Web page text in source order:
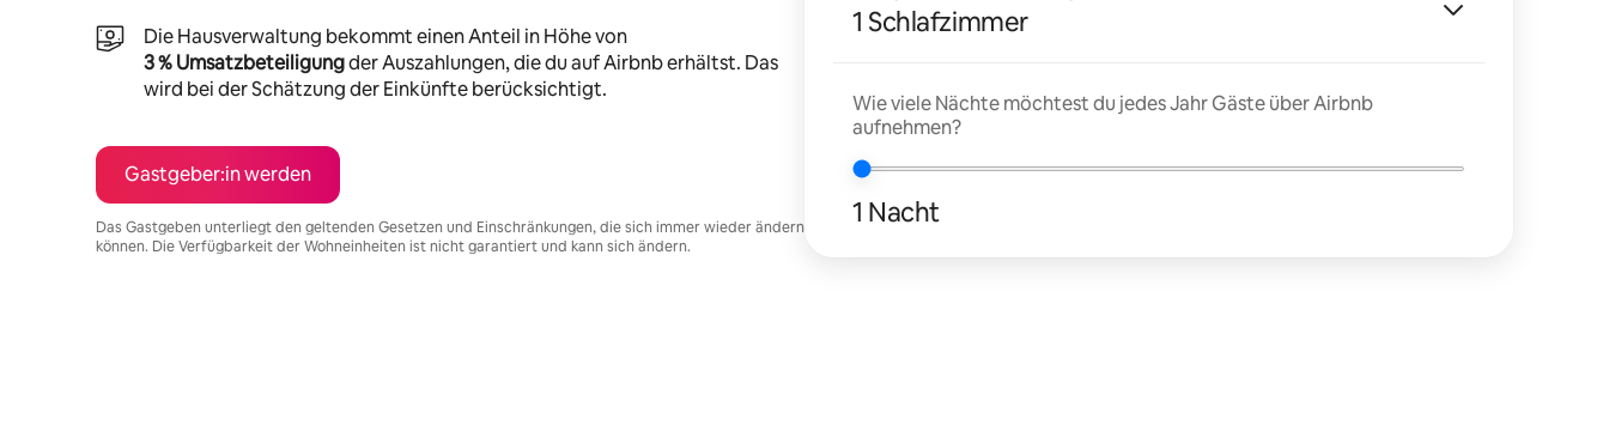
Die Hausverwaltung bekommt einen Anteil in Höhe von
3 % Umsatzbeteiligungder Auszahlungen, die du auf Airbnb erhältst. Das
wird bei der Schätzung der Einkünfte berücksichtigt.
Gastgeber:in werden
Das Gastgeben unterliegt den geltenden Gesetzen und Einschränkungen, die sich immer wieder ändern
können. Die Verfügbarkeit der Wohneinheiten ist nicht garantiert und kann sich ändern.
1 Schlafzimmer
Wie viele Nächte möchtest du jedes Jahr Gäste über Airbnb
aufnehmen?
1 Nacht